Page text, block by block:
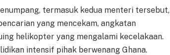
termasuk kedua menteri tersebut,
yang mencekam, angkatan
helikopter yang mengalami kecelakaan.
intensif pihak berwenang Ghana.